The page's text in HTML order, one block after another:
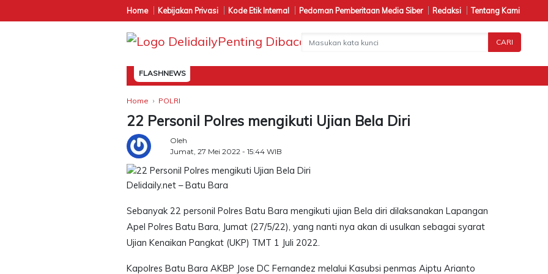
Home Kebijakan Privasi Kode Etik Internal Pedoman Pemberitaan Media Siber Redaksi Tentang Kami
CARI
FLASHNEWS
Home POLRI
22 Personil Polres mengikuti Ujian Bela Diri
Oleh
Jumat, 27 Mei 2022 - 15:44 WIB
Delidaily.net – Batu Bara
Sebanyak 22 personil Polres Batu Bara mengikuti ujian Bela diri dilaksanakan Lapangan
Apel Polres Batu Bara, Jumat (27/5/22), yang nanti nya akan di usulkan sebagai syarat
Ujian Kenaikan Pangkat (UKP) TMT 1 Juli 2022.
Kapolres Batu Bara AKBP Jose DC Fernandez melalui Kasubsi penmas Aiptu Arianto